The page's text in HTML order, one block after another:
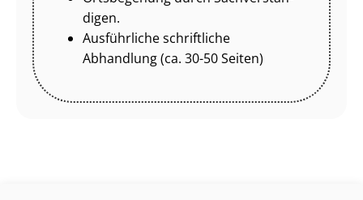
di­gen.
Ausführliche schriftliche
Abhandlung (ca. 30-50 Seiten)